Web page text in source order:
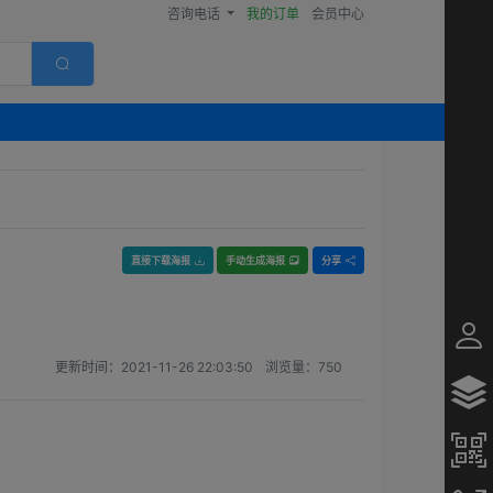
咨询电话 我的订单 会员中心
直接下载海报 手动生成海报 分享
更新时间： 2021-11-26 22:03:50 浏览量： 750